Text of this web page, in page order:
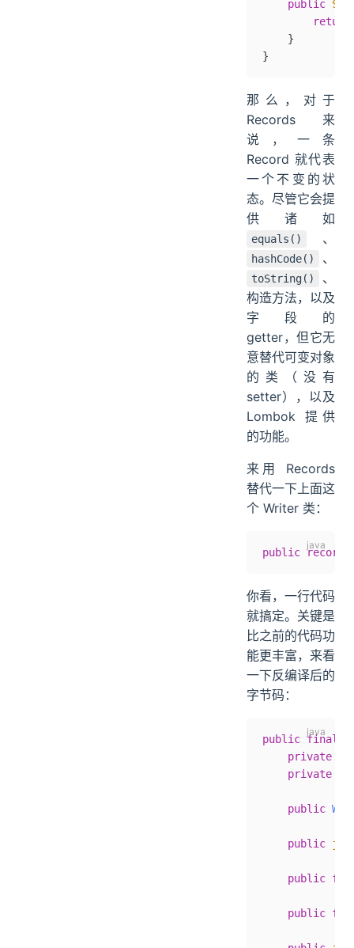
    public
        return
    }
}
那么，对于
Records 来
说，一条
Record 就代表
一个不变的状
态。尽管它会提
供诸如
equals() 、
hashCode() 、
toString()
、
构造方法，以及
字段的
getter，但它无
意替代可变对象
的类（没有
setter），以及
Lombok 提供
的功能。
来用 Records
替代一下上面这
个 Writer 类：
public record
你看，一行代码
就搞定。关键是
比之前的代码功
能更丰富，来看
一下反编译后的
字节码：
public final
    private
    private
    public
    public
    public
    public